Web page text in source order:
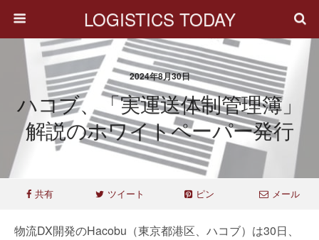
LOGISTICS TODAY
2024年8月30日
ハコブ、「実運送体制管理簿」
解説のホワイトペーパー発行
共有 ツイート ピン メール
物流DX開発のHacobu（東京都港区、ハコブ）は30日、